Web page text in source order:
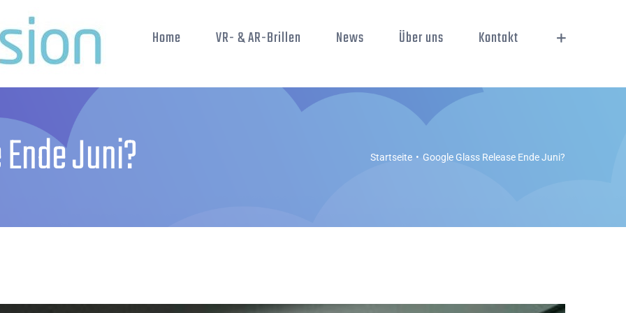
Home VR- & AR-Brillen News Über uns Kontakt
Juni? Startseite Google Glass Release Ende Juni?